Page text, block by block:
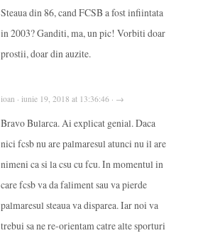
Steaua din 86, cand FCSB a fost infiintata
in 2003? Ganditi, ma, un pic! Vorbiti doar
prostii, doar din auzite.
ioan · iunie 19, 2018 at 13:36:46 · →
Bravo Bularca. Ai explicat genial. Daca
nici fcsb nu are palmaresul atunci nu il are
nimeni ca si la csu cu fcu. In momentul in
care fcsb va da faliment sau va pierde
palmaresul steaua va disparea. Iar noi va
trebui sa ne re-orientam catre alte sporturi